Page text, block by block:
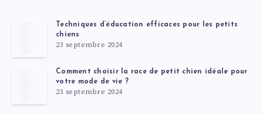
Techniques d’éducation efficaces pour les petits
chiens
23 septembre 2024
Comment choisir la race de petit chien idéale pour
votre mode de vie ?
23 septembre 2024